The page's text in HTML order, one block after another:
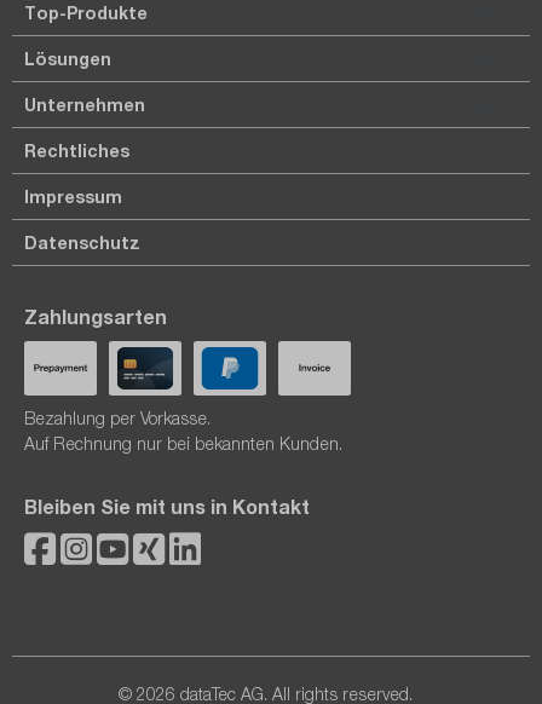
Top-Produkte
Lösungen
Unternehmen
Rechtliches
Impressum
Datenschutz
Zahlungsarten
Bezahlung per Vorkasse.
Auf Rechnung nur bei bekannten Kunden.
Bleiben Sie mit uns in Kontakt
© 2026 dataTec AG. All rights reserved.